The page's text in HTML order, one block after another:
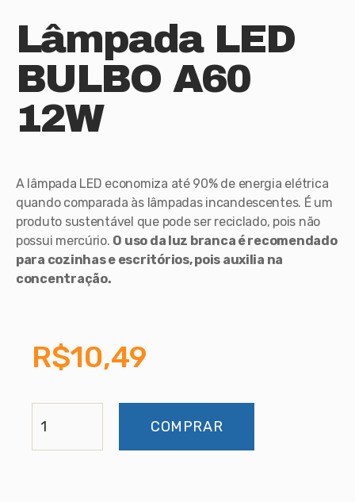
Lâmpada LED
BULBO A60
12W
A lâmpada LED economiza até 90% de energia elétrica
quando comparada às lâmpadas incandescentes. É um
produto sustentável que pode ser reciclado, pois não
possui mercúrio. O uso da luz branca é recomendado
para cozinhas e escritórios, pois auxilia na
concentração.
R$10,49
COMPRAR